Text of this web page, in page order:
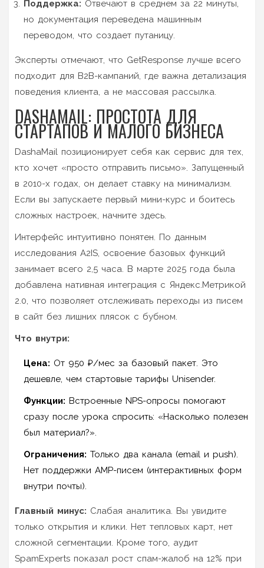
Поддержка: Отвечают в среднем за 22 минуты,
но документация переведена машинным
переводом, что создает путаницу.
Эксперты отмечают, что GetResponse лучше всего
подходит для B2B-кампаний, где важна детализация
поведения клиента, а не массовая рассылка.
DASHAMAIL: ПРОСТОТА ДЛЯ
СТАРТАПОВ И МАЛОГО БИЗНЕСА
DashaMail позиционирует себя как сервис для тех,
кто хочет «просто отправить письмо». Запущенный
в 2010-х годах, он делает ставку на минимализм.
Если вы запускаете первый мини-курс и боитесь
сложных настроек, начните здесь.
Интерфейс интуитивно понятен. По данным
исследования A2IS, освоение базовых функций
занимает всего 2,5 часа. В марте 2025 года была
добавлена нативная интеграция с Яндекс.Метрикой
2.0, что позволяет отслеживать переходы из писем
в сайт без лишних плясок с бубном.
Что внутри:
Цена: От 950 ₽/мес за базовый пакет. Это
дешевле, чем стартовые тарифы Unisender.
Функции: Встроенные NPS-опросы помогают
сразу после урока спросить: «Насколько полезен
был материал?».
Ограничения: Только два канала (email и push).
Нет поддержки AMP-писем (интерактивных форм
внутри почты).
Главный минус: Слабая аналитика. Вы увидите
только открытия и клики. Нет тепловых карт, нет
сложной сегментации. Кроме того, аудит
SpamExperts показал рост спам-жалоб на 12% при